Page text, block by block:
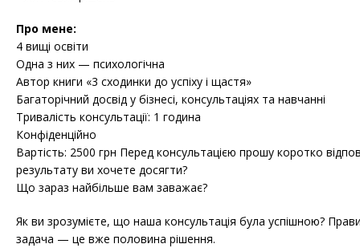
Про мене:
4 вищі освіти
Одна з них — психологічна
Автор книги «3 сходинки до успіху і щастя»
Багаторічний досвід у бізнесі, консультаціях та навчанні
Тривалість консультації: 1 година
Конфіденційно
Вартість: 2500 грн Перед консультацією прошу коротко
результату ви хочете досягти?
Що зараз найбільше вам заважає?
Як ви зрозумієте, що наша консультація була успішною?
задача — це вже половина рішення.